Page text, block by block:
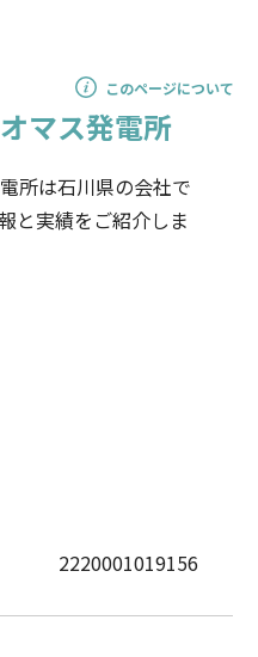
このページについて
マス発電所
所は石川県の会社で
と実績をご紹介しま
2220001019156